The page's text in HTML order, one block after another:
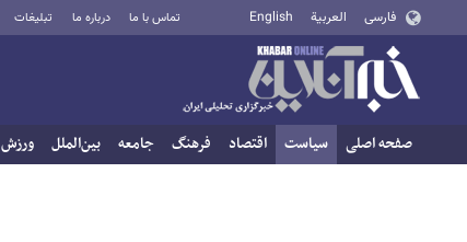
فارسی العربية English تماس با ما درباره ما تبلیغات
صفحه اصلی سیاست اقتصاد فرهنگ جامعه بین‌الملل ورزش